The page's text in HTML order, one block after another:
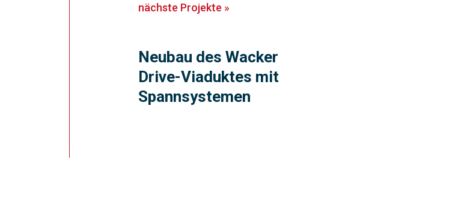
nächste Projekte »
Neubau des Wacker
Drive-Viaduktes mit
Spannsystemen